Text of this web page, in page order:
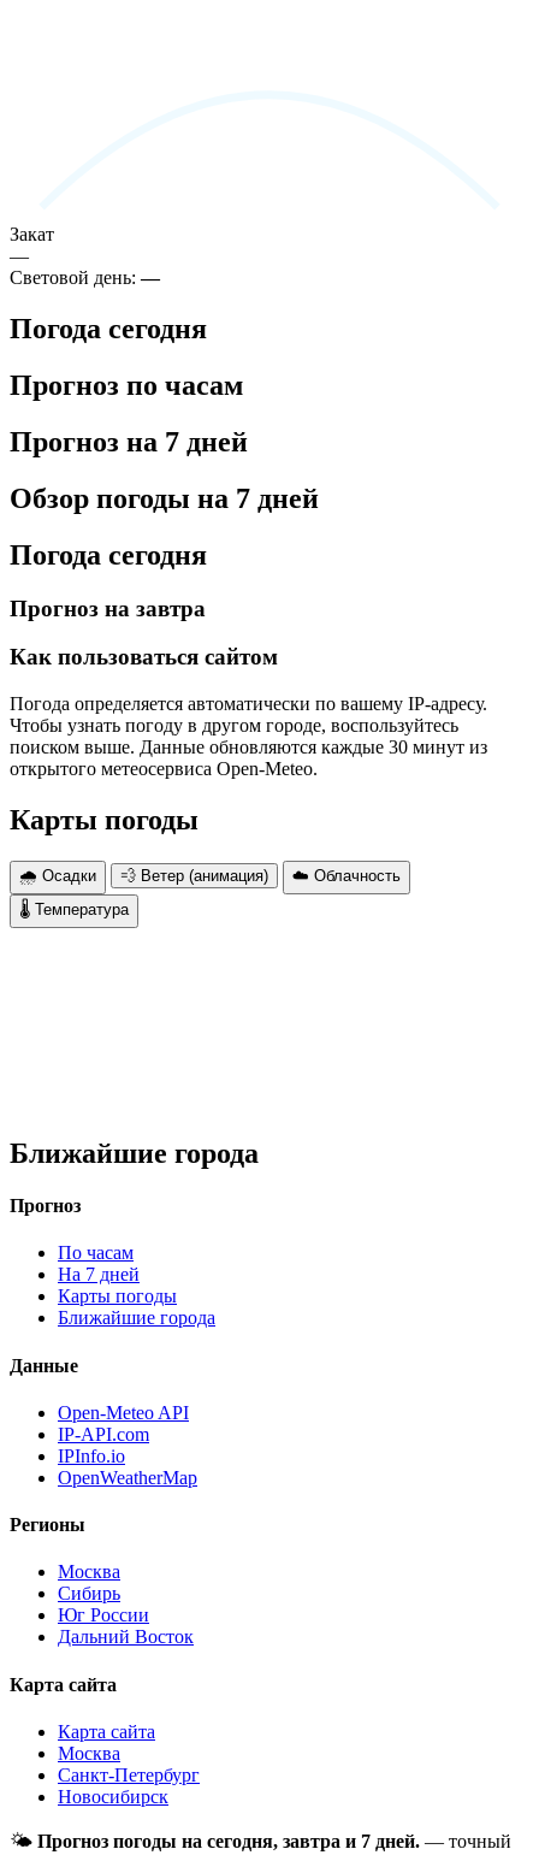
Закат
—
Световой день:—
Погода сегодня
Прогноз по часам
Прогноз на 7 дней
Обзор погоды на 7 дней
Погода сегодня
Прогноз на завтра
Как пользоваться сайтом
Погода определяется автоматически по вашему IP-адресу.
Чтобы узнать погоду в другом городе, воспользуйтесь
поиском выше. Данные обновляются каждые 30 минут из
открытого метеосервиса Open-Meteo.
Карты погоды
🌧 Осадки 💨 Ветер (анимация)
☁️ Облачность
🌡 Температура
Ближайшие города
Прогноз
По часам
На 7 дней
Карты погоды
Ближайшие города
Данные
Open-Meteo API
IP-API.com
IPInfo.io
OpenWeatherMap
Регионы
Москва
Сибирь
Юг России
Дальний Восток
Карта сайта
Карта сайта
Москва
Санкт-Петербург
Новосибирск
🌤 Прогноз погоды на сегодня, завтра и 7 дней. — точный